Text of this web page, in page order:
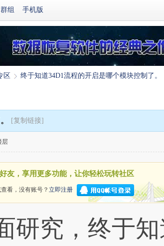
群组 手机版
区
›
终于知道34D1流程的开启是哪个模块控制了。
[复制链接]
层
友，享用更多功能，让你轻松玩转社区
看，没有账号？ 立即注册
研究，终于